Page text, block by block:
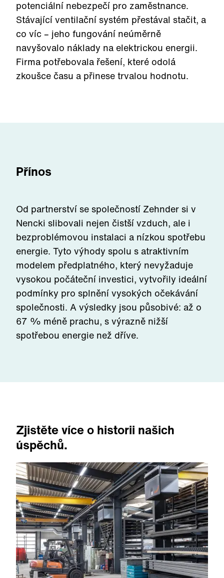
potenciální nebezpečí pro zaměstnance.
Stávající ventilační systém přestával stačit, a
co víc – jeho fungování neúměrně
navyšovalo náklady na elektrickou energii.
Firma potřebovala řešení, které odolá
zkoušce času a přinese trvalou hodnotu.
Přínos
Od partnerství se společností Zehnder si v
Nencki slibovali nejen čistší vzduch, ale i
bezproblémovou instalaci a nízkou spotřebu
energie. Tyto výhody spolu s atraktivním
modelem předplatného, který nevyžaduje
vysokou počáteční investici, vytvořily ideální
podmínky pro splnění vysokých očekávání
společnosti. A výsledky jsou působivé: až o
67 % méně prachu, s výrazně nižší
spotřebou energie než dříve.
Zjistěte více o historii našich
úspěchů.